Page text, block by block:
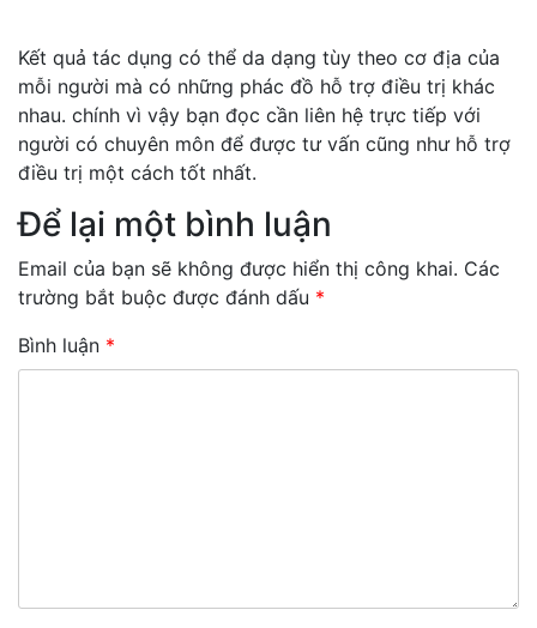
Kết quả tác dụng có thể da dạng tùy theo cơ địa của
mỗi người mà có những phác đồ hỗ trợ điều trị khác
nhau. chính vì vậy bạn đọc cần liên hệ trực tiếp với
người có chuyên môn để được tư vấn cũng như hỗ trợ
điều trị một cách tốt nhất.
Để lại một bình luận
Email của bạn sẽ không được hiển thị công khai. Các
trường bắt buộc được đánh dấu *
Bình luận *